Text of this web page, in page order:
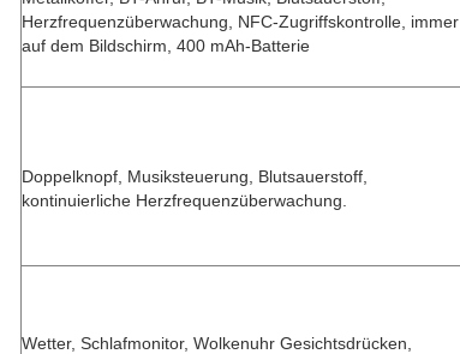
Herzfrequenzüberwachung, NFC-Zugriffskontrolle, immer
auf dem Bildschirm, 400 mAh-Batterie
Doppelknopf, Musiksteuerung, Blutsauerstoff,
kontinuierliche Herzfrequenzüberwachung.
Wetter, Schlafmonitor, Wolkenuhr Gesichtsdrücken,